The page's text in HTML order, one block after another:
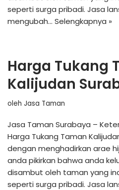
seperti surga pribadi. Jasa
mengubah… Selengkapnya »
Harga Tukang
Kalijudan
oleh Jasa Taman
Jasa Taman Surabaya –
Harga Tukang Taman
dengan menghadirkan arae
anda pikirkan bahwa anda
disambut oleh taman yang
seperti surga pribadi. Jasa